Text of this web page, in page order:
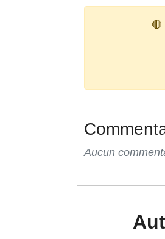
Aucun
Autres bibliotheque-martinique de